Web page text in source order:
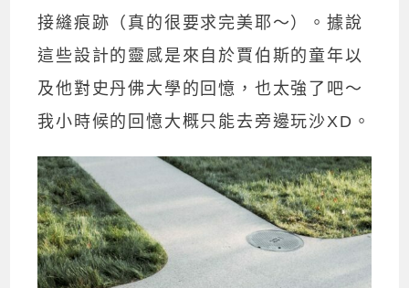
接縫痕跡（真的很要求完美耶～）。據說
這些設計的靈感是來自於賈伯斯的童年以
及他對史丹佛大學的回憶，也太強了吧～
我小時候的回憶大概只能去旁邊玩沙XD。